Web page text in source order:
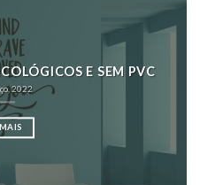
E SEM PVC
2022